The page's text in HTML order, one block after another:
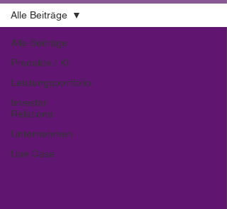
Alle Beiträge
Produkte / KI
Leistungsportfolio
Investor
Relations
Unternehmen
Use Case
Alle Beiträge